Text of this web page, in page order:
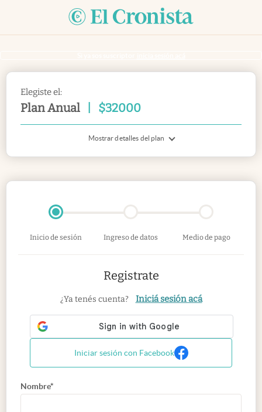
Elegiste el:
Plan Anual $32000
Mostrar detalles del plan
Inicio de sesión Ingreso de datos Medio de pago
Registrate
¿Ya tenés cuenta? Iniciá sesión acá
Iniciar sesión con Facebook
Nombre*